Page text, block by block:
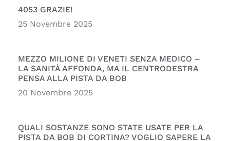
4053 GRAZIE!
25 Novembre 2025
MEZZO MILIONE DI VENETI SENZA MEDICO –
LA SANITÀ AFFONDA, MA IL CENTRODESTRA
PENSA ALLA PISTA DA BOB
20 Novembre 2025
QUALI SOSTANZE SONO STATE USATE PER LA
PISTA DA BOB DI CORTINA? VOGLIO SAPERE LA